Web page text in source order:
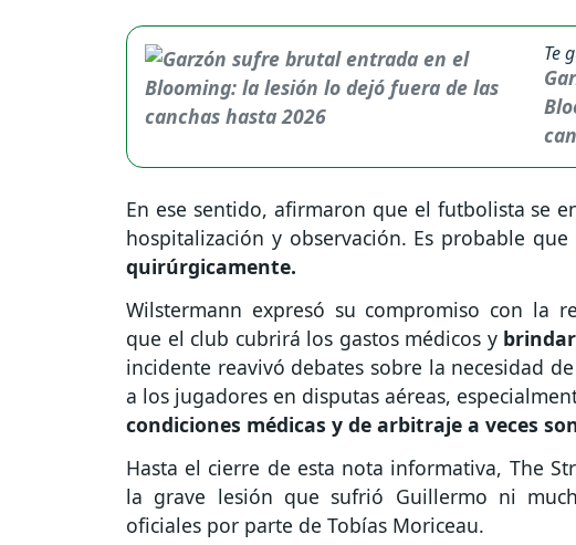
Te
En ese sentido, afirmaron que el futbolista se
hospitalización y observación. Es probable que
quirúrgicamente.
Wilstermann expresó su compromiso con la
que el club cubrirá los gastos médicos y
incidente reavivó debates sobre la necesidad
a los jugadores en disputas aéreas,
condiciones médicas y de arbitraje a veces
Hasta el cierre de esta nota informativa, The
la grave lesión que sufrió Guillermo ni
oficiales por parte de Tobías Moriceau.